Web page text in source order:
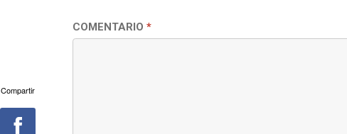
COMENTARIO *
Compartir